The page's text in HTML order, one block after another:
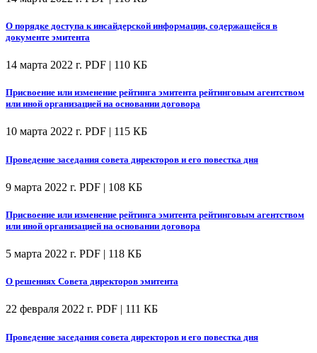
О порядке доступа к инсайдерской информации, содержащейся в
документе эмитента
14 марта 2022 г. PDF | 110 КБ
Присвоение или изменение рейтинга эмитента рейтинговым агентством
или иной организацией на основании договора
10 марта 2022 г. PDF | 115 КБ
Проведение заседания совета директоров и его повестка дня
9 марта 2022 г. PDF | 108 КБ
Присвоение или изменение рейтинга эмитента рейтинговым агентством
или иной организацией на основании договора
5 марта 2022 г. PDF | 118 КБ
О решениях Совета директоров эмитента
22 февраля 2022 г. PDF | 111 КБ
Проведение заседания совета директоров и его повестка дня